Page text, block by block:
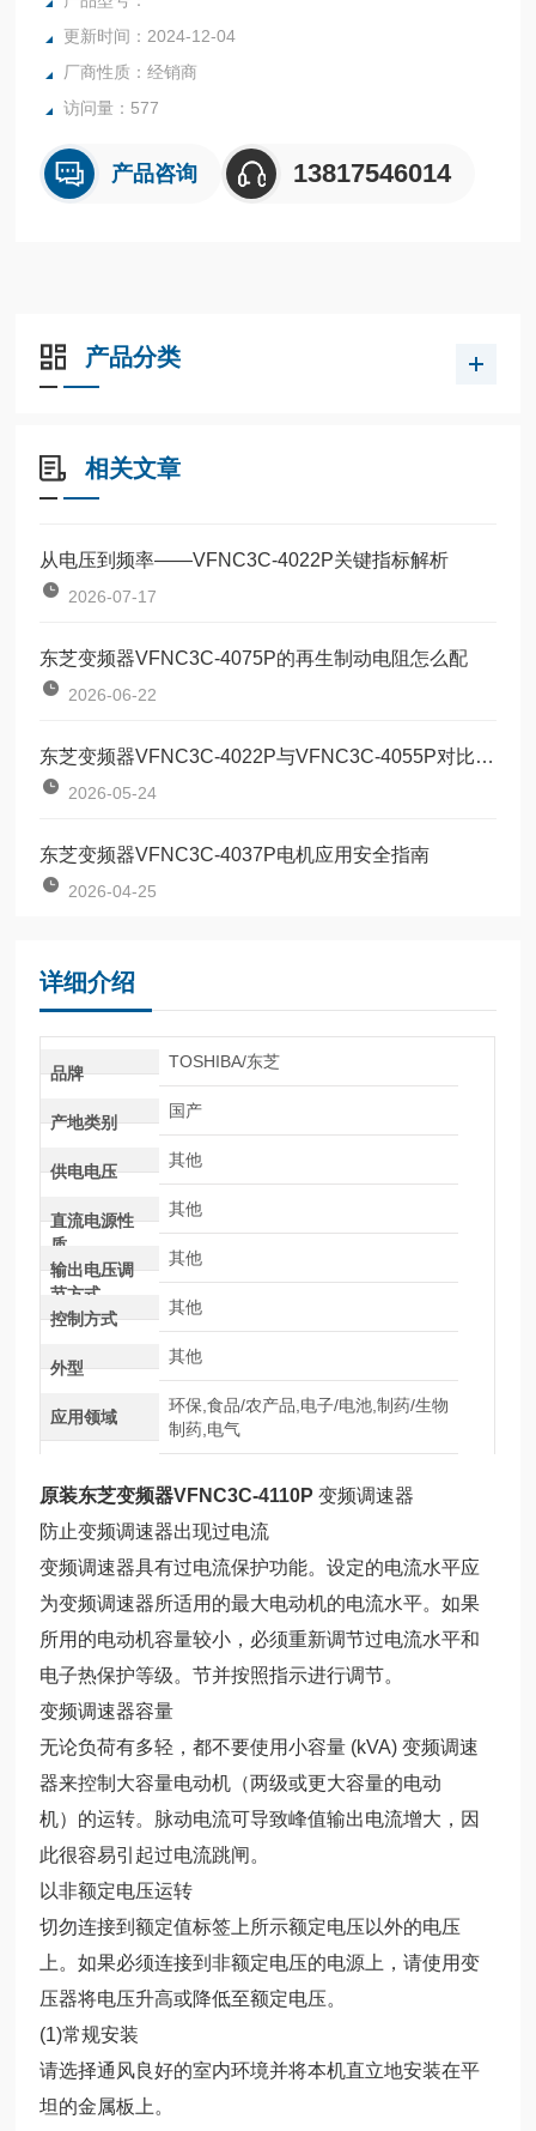
更新时间：2024-12-04
厂商性质：经销商
访问量：577
产品咨询 13817546014
产品分类
相关文章
从电压到频率——VFNC3C-4022P关键指标解析
2026-07-17
东芝变频器VFNC3C-4075P的再生制动电阻怎么配
2026-06-22
东芝变频器VFNC3C-4022P与VFNC3C-4055P对比：两款定位器该如何按需选型？
2026-05-24
东芝变频器VFNC3C-4037P电机应用安全指南
2026-04-25
详细介绍
品牌
TOSHIBA/东芝
产地类别
国产
供电电压
其他
直流电源性
质
其他
输出电压调
节方式
其他
控制方式
其他
外型
其他
应用领域
环保,食品/农产品,电子/电池,制药/生物
制药,电气
原装东芝变频器VFNC3C-4110P 变频调速器
防止变频调速器出现过电流
变频调速器具有过电流保护功能。设定的电流水平应
为变频调速器所适用的最大电动机的电流水平。如果
所用的电动机容量较小，必须重新调节过电流水平和
电子热保护等级。节并按照指示进行调节。
变频调速器容量
无论负荷有多轻，都不要使用小容量 (kVA) 变频调速
器来控制大容量电动机（两级或更大容量的电动
机）的运转。脉动电流可导致峰值输出电流增大，因
此很容易引起过电流跳闸。
以非额定电压运转
切勿连接到额定值标签上所示额定电压以外的电压
上。如果必须连接到非额定电压的电源上，请使用变
压器将电压升高或降低至额定电压。
(1)常规安装
请选择通风良好的室内环境并将本机直立地安装在平
坦的金属板上。